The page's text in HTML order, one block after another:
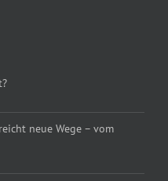
neue Wege – vom